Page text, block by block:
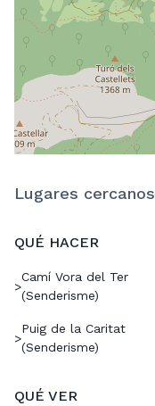
Lugares cercanos
QUÉ HACER
>
Camí Vora del Ter
(Senderisme)
>
Puig de la Caritat
(Senderisme)
QUÉ VER